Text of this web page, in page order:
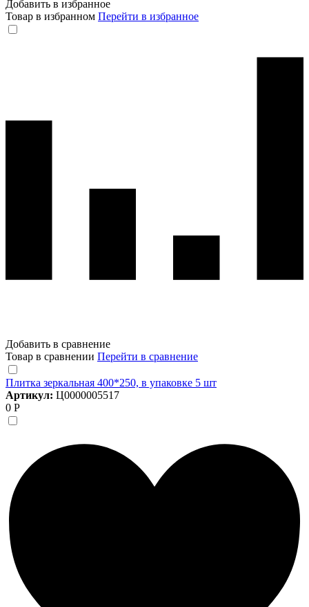
Добавить в избранное
Товар в избранном Перейти в избранное
Добавить в сравнение
Товар в сравнении Перейти в сравнение
Плитка зеркальная 400*250, в упаковке 5 шт
Артикул: Ц0000005517
0 Р